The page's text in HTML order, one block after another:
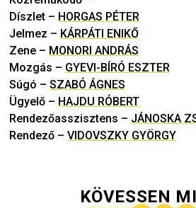
Díszlet – HORGAS PÉTER
Jelmez – KÁRPÁTI ENIKŐ
Zene – MONORI ANDRÁS
Mozgás – GYEVI-BÍRÓ ESZTER
Súgó –SZABÓ ÁGNES
Ügyelő – HAJDU RÓBERT
Rendezőasszisztens – JÁNOSKA
Rendező –VIDOVSZKY GYÖRGY
KÖVESSEN